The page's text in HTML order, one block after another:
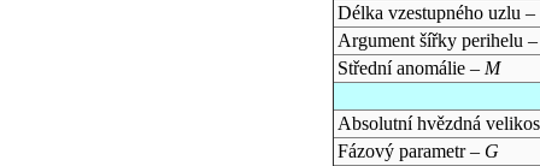
Délka vzestupného uzlu –
Argument šířky perihelu
Střední anomálie – M
Absolutní hvězdná
Fázový parametr – G